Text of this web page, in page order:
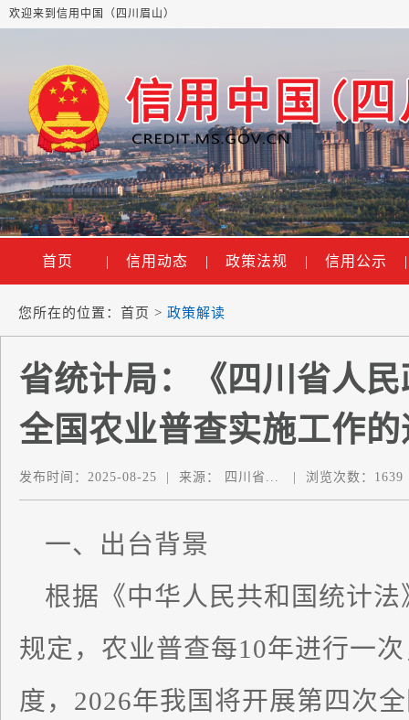
欢迎来到信用中国（四川眉山）
首页 | 信用动态 | 政策法规 | 信用公示 |
您所在的位置： 首页 > 政策解读
省统计局：《四川省人
全国农业普查实施工作
发布时间： 2025-08-25 来源： 四川省... 浏览次数： 1639
一、出台背景
根据《中华人民共和国统计
规定，农业普查每10年进行一
度，2026年我国将开展第四次